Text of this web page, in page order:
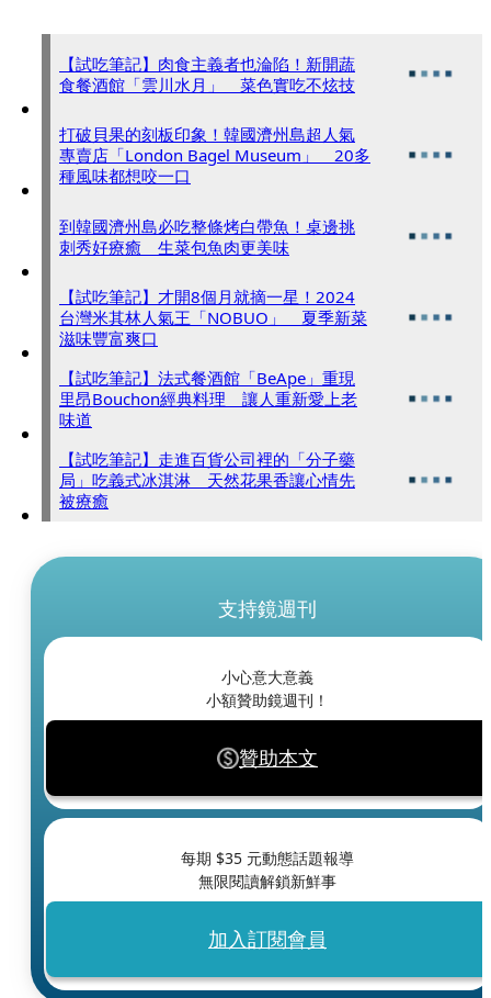
【試吃筆記】肉食主義者也淪陷！新開蔬
食餐酒館「雲川水月」 菜色實吃不炫技
打破貝果的刻板印象！韓國濟州島超人氣
專賣店「London Bagel Museum」 20多
種風味都想咬一口
到韓國濟州島必吃整條烤白帶魚！桌邊挑
刺秀好療癒 生菜包魚肉更美味
【試吃筆記】才開8個月就摘一星！2024
台灣米其林人氣王「NOBUO」 夏季新菜
滋味豐富爽口
【試吃筆記】法式餐酒館「BeApe」重現
里昂Bouchon經典料理 讓人重新愛上老
味道
【試吃筆記】走進百貨公司裡的「分子藥
局」吃義式冰淇淋 天然花果香讓心情先
被療癒
支持鏡週刊
小心意大意義
小額贊助鏡週刊！
贊助本文
每期 $35 元動態話題報導
無限閱讀解鎖新鮮事
加入訂閱會員